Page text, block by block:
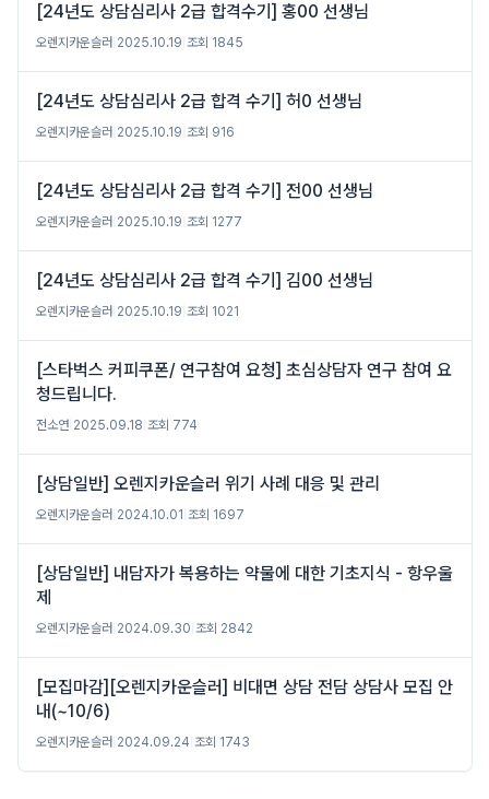
[24년도 상담심리사 2급 합격수기] 홍00 선생님
오렌지카운슬러 2025.10.19 조회 1845
[24년도 상담심리사 2급 합격 수기] 허0 선생님
오렌지카운슬러 2025.10.19 조회 916
[24년도 상담심리사 2급 합격 수기] 전00 선생님
오렌지카운슬러 2025.10.19 조회 1277
[24년도 상담심리사 2급 합격 수기] 김00 선생님
오렌지카운슬러 2025.10.19 조회 1021
[스타벅스 커피쿠폰/ 연구참여 요청] 초심상담자 연구 참여 요
청드립니다.
전소연| 2025.09.18 조회 774
[상담일반] 오렌지카운슬러 위기 사례 대응 및 관리
오렌지카운슬러 2024.10.01 조회 1697
[상담일반] 내담자가 복용하는 약물에 대한 기초지식 - 항우울
제
오렌지카운슬러 2024.09.30 조회 2842
[모집마감][오렌지카운슬러] 비대면 상담 전담 상담사 모집 안
내(~10/6)
오렌지카운슬러 2024.09.24 조회 1743